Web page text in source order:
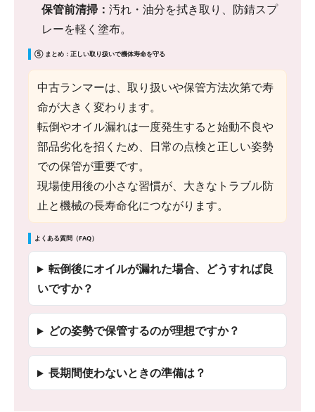
保管前清掃： 汚れ・油分を拭き取り、防錆スプ
レーを軽く塗布。
⑤ まとめ：正しい取り扱いで機体寿命を守る
中古ランマーは、取り扱いや保管方法次第で寿
命が大きく変わります。
転倒やオイル漏れは一度発生すると始動不良や
部品劣化を招くため、日常の点検と正しい姿勢
での保管が重要です。
現場使用後の小さな習慣が、大きなトラブル防
止と機械の長寿命化につながります。
よくある質問（FAQ）
転倒後にオイルが漏れた場合、どうすれば良
いですか？
どの姿勢で保管するのが理想ですか？
長期間使わないときの準備は？